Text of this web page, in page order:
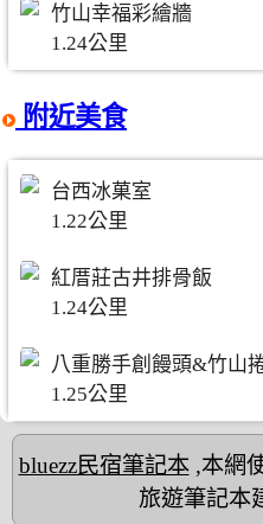
竹山幸福彩繪牆
1.24公里
附近美食
台西冰菓室
1.22公里
紅厝莊古井排骨飯
1.24公里
八重勝手創饅頭&竹山
1.25公里
bluezz民宿筆記本,本網
旅遊筆記本